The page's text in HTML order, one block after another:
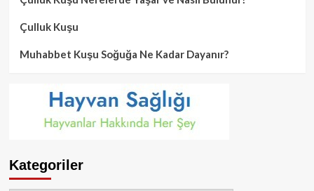
Çulluk Kuşu
Muhabbet Kuşu Soğuğa Ne Kadar Dayanır?
Kategoriler